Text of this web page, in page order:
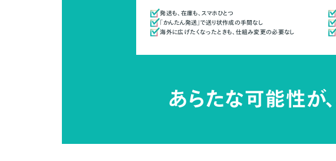
発送も、在庫も、スマホひとつ
「かんたん発送」で送り状作成の手間なし
海外に広げたくなったときも、仕組み変更の必要なし
あらたな可能性が、